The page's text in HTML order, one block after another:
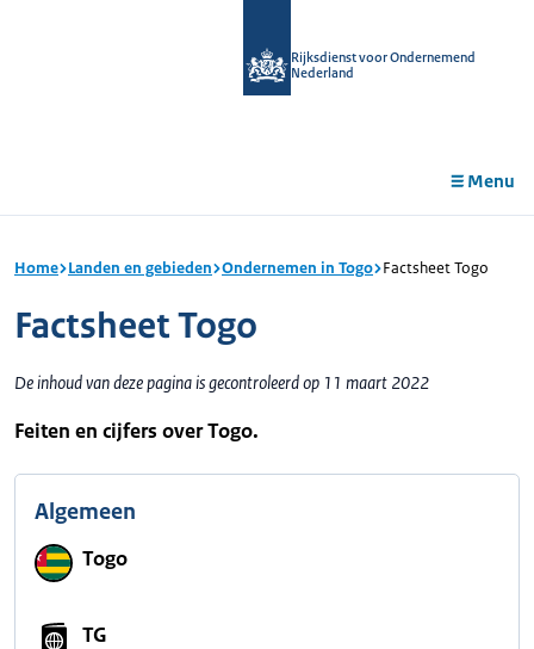
Rijksdienst voor Ondernemend
Nederland
Menu
Home Landen en gebieden Ondernemen in Togo Factsheet Togo
Factsheet Togo
De inhoud van deze pagina is gecontroleerd op 11 maart 2022
Feiten en cijfers over Togo.
Algemeen
Togo
TG